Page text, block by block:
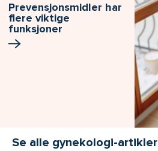
Prevensjonsmidler har
flere viktige
funksjoner
Se alle gynekologi-artikler